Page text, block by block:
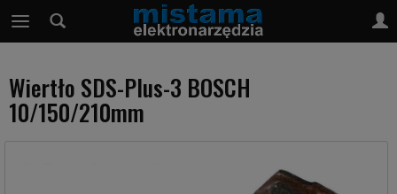
Wiertło SDS-Plus-3 BOSCH
10/150/210mm